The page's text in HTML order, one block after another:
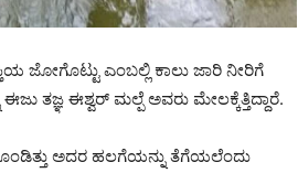
ಜೋಗೊಟ್ಟು ಎಂಬಲ್ಲಿ ಕಾಲು ಜಾರಿ ನೀರಿಗೆ
ತಜ್ಞ ಈಶ್ವರ್ ಮಲ್ಪೆ ಅವರು ಮೇಲಕ್ಕೆತ್ತಿದ್ದಾರೆ.
ಅದರ ಹಲಗೆಯನ್ನು ತೆಗೆಯಲೆಂದು